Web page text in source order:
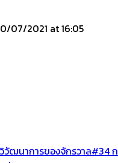
07/2021 at 16:05
วัฒนาการของจักรวาล#34